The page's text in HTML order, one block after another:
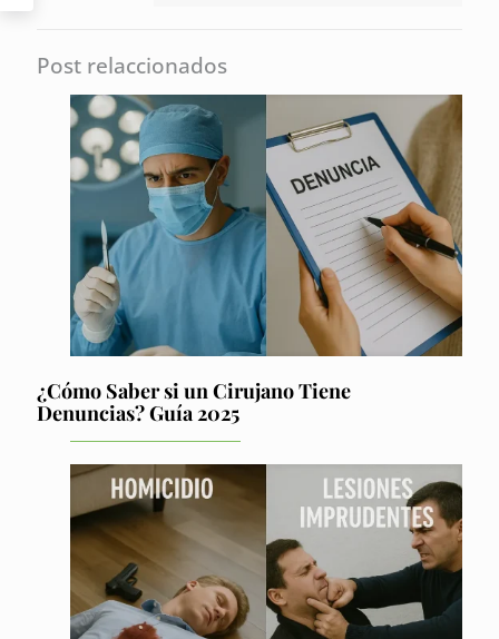
Post relaccionados
¿Cómo Saber si un Cirujano Tiene
Denuncias? Guía 2025